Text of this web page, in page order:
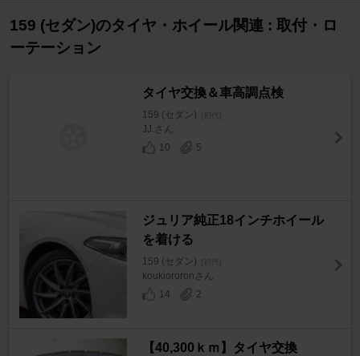
159 (セダン)のタイヤ・ホイール関連 : 取付・ロ
ーテーション
タイヤ交換＆車高調点検
159 (セダン) [初代]
JJ.さん
10
5
ジュリア純正18インチホイール
を着ける
159 (セダン) [初代]
koukiororonさん
14
2
【40,300ｋｍ】タイヤ交換